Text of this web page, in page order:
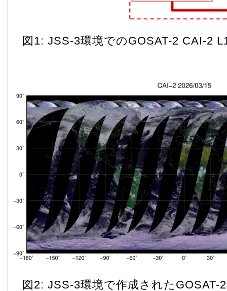
図1: JSS-3環境でのGOSAT-2 CAI-2
図2: JSS-3環境で作成されたGOSAT-